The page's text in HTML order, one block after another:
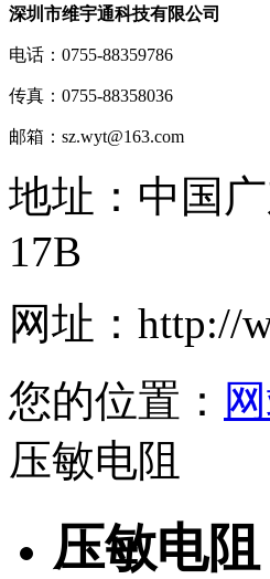
深圳市维宇通科技有限公司
电话： 0755-88359786
传真： 0755-88358036
邮箱： sz.wyt@163.com
地址： 中国
17B
网址： http://
您的位置：
压敏电阻
压敏电阻